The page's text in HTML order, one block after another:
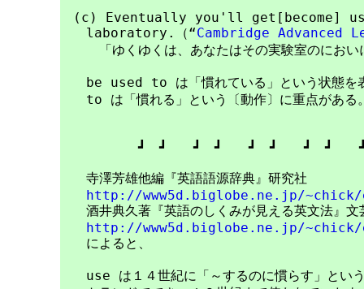
(c) Eventually you'll
laboratory.（“Cambridge
「ゆくゆくは、あなたはその実験室のにおい
be used to は「慣れている」という状態
to は「慣れる」という〔動作〕に重点がある
┛　┛　　┛　┛　　┛　┛　　┛　┛　　
寺澤芳雄他編『英語語源辞典』研究社
http://www5d.biglobe.ne.jp/
酒井典久著『英語のしくみが見える英文法』文
http://www5d.biglobe.ne.jp/
によると、
use は１４世紀に「～するのに慣らす」という